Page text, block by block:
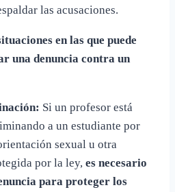
las acusaciones.
en las que puede
una denuncia contra un
Si un profesor está
a un estudiante por
sexual u otra
por la ley, es necesario
para proteger los